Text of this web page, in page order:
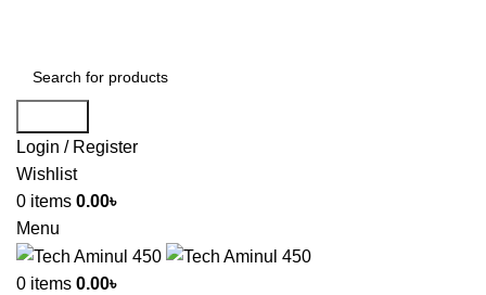
Login / Register
Wishlist
0 items 0.00৳
Menu
0 items 0.00৳